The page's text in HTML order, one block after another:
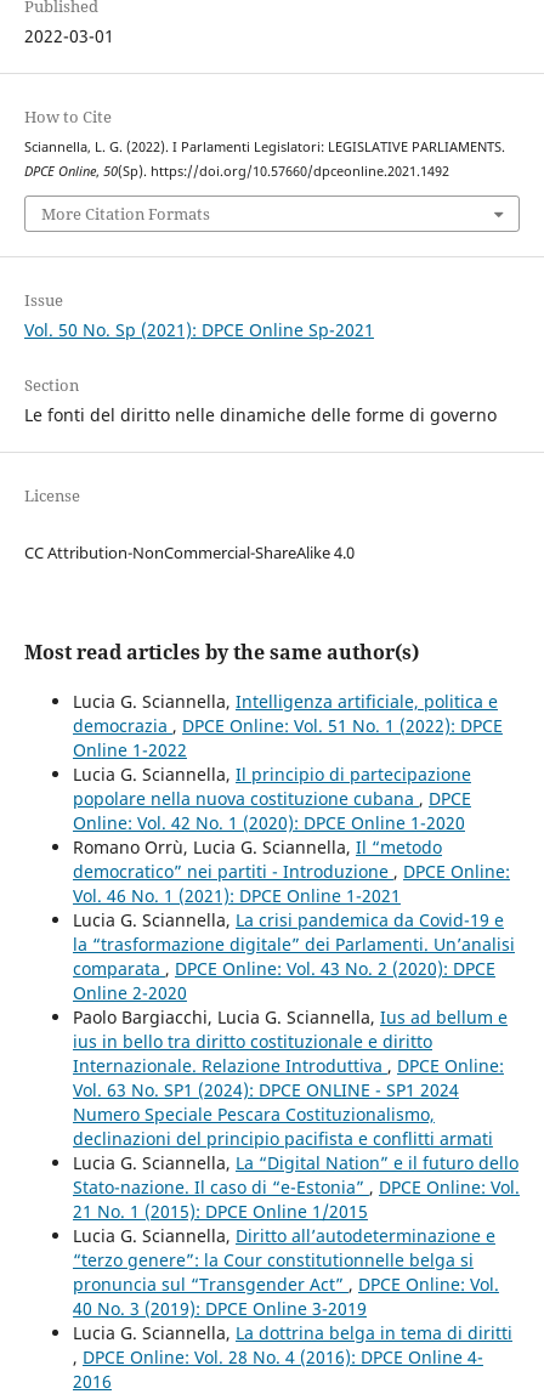
Published
2022-03-01
How to Cite
Sciannella, L. G. (2022). I Parlamenti Legislatori: LEGISLATIVE PARLIAMENTS.
DPCE Online, 50(Sp). https://doi.org/10.57660/dpceonline.2021.1492
More Citation Formats
Issue
Vol. 50 No. Sp (2021): DPCE Online Sp-2021
Section
Le fonti del diritto nelle dinamiche delle forme di governo
License
CC Attribution-NonCommercial-ShareAlike 4.0
Most read articles by the same author(s)
Lucia G. Sciannella, Intelligenza artificiale, politica e
democrazia , DPCE Online: Vol. 51 No. 1 (2022): DPCE
Online 1-2022
Lucia G. Sciannella, Il principio di partecipazione
popolare nella nuova costituzione cubana , DPCE
Online: Vol. 42 No. 1 (2020): DPCE Online 1-2020
Romano Orrù, Lucia G. Sciannella, Il “metodo
democratico” nei partiti - Introduzione , DPCE Online:
Vol. 46 No. 1 (2021): DPCE Online 1-2021
Lucia G. Sciannella, La crisi pandemica da Covid-19 e
la “trasformazione digitale” dei Parlamenti. Un’analisi
comparata , DPCE Online: Vol. 43 No. 2 (2020): DPCE
Online 2-2020
Paolo Bargiacchi, Lucia G. Sciannella, Ius ad bellum e
ius in bello tra diritto costituzionale e diritto
Internazionale. Relazione Introduttiva , DPCE Online:
Vol. 63 No. SP1 (2024): DPCE ONLINE - SP1 2024
Numero Speciale Pescara Costituzionalismo,
declinazioni del principio pacifista e conflitti armati
Lucia G. Sciannella, La “Digital Nation” e il futuro dello
Stato-nazione. Il caso di “e-Estonia” , DPCE Online: Vol.
21 No. 1 (2015): DPCE Online 1/2015
Lucia G. Sciannella, Diritto all’autodeterminazione e
“terzo genere”: la Cour constitutionnelle belga si
pronuncia sul “Transgender Act” , DPCE Online: Vol.
40 No. 3 (2019): DPCE Online 3-2019
Lucia G. Sciannella, La dottrina belga in tema di diritti
, DPCE Online: Vol. 28 No. 4 (2016): DPCE Online 4-
2016